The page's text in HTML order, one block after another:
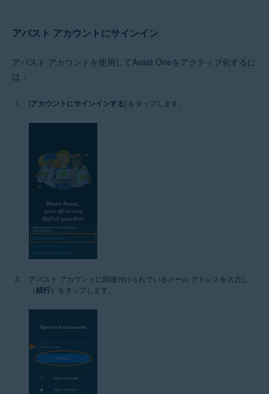
アバスト アカウントにサインイン
アバスト アカウントを使用してAvast Oneをアクティブ化するに
は：
[アカウントにサインインする] をタップします。
アバスト アカウントに関連付けられているメール アドレスを入力し、
［続行］をタップします。